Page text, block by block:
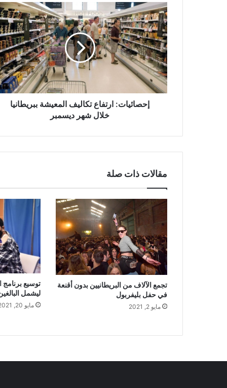
إحصائيات:
ارتفاع
تكاليف
المعيشة
ببريطانيا
خلال
شهر
ديسمبر
إحصائيات: ارتفاع تكاليف المعيشة ببريطانيا
خلال شهر ديسمبر
مقالات ذات صلة
تجمع الآلاف من البريطانيين بدون أقنعة
في حفل بليفربول
مايو 2, 2021
توسيع برنامج
ليشمل البالغين
مايو 20, 2021